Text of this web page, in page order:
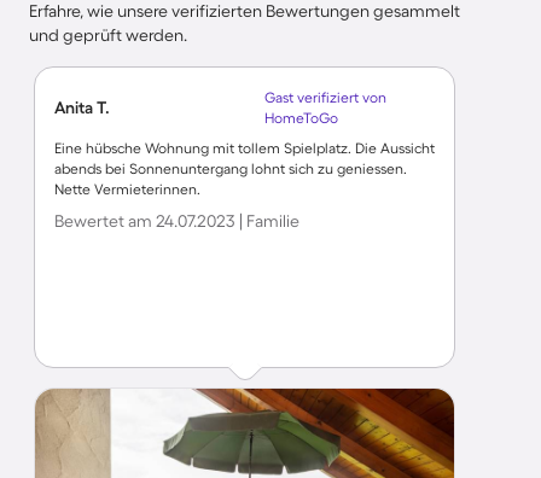
Erfahre, wie unsere verifizierten Bewertungen gesammelt
und geprüft werden.
Anita T.
Gast verifiziert von
HomeToGo
Eine hübsche Wohnung mit tollem Spielplatz. Die Aussicht
abends bei Sonnenuntergang lohnt sich zu geniessen.
Nette Vermieterinnen.
Bewertet am 24.07.2023 | Familie